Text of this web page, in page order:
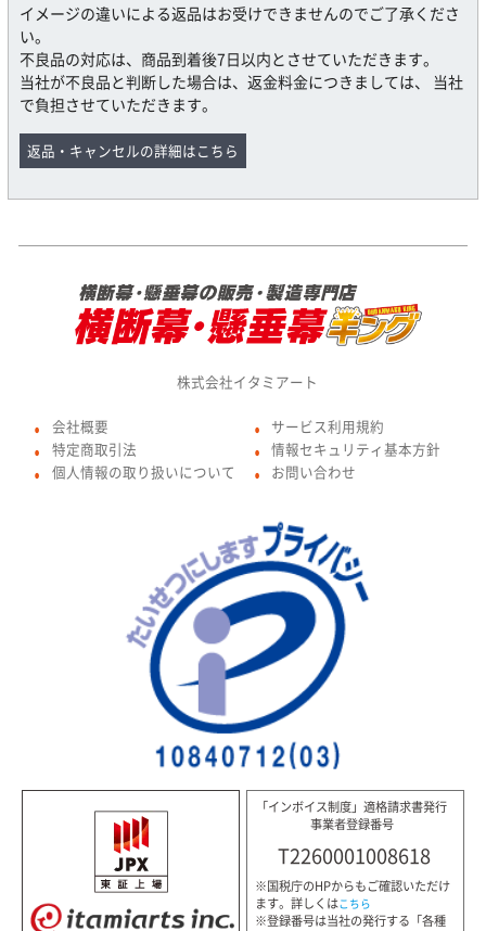
イメージの違いによる返品はお受けできませんのでご了承くださ
い。
不良品の対応は、商品到着後7日以内とさせていただきます。
当社が不良品と判断した場合は、返金料金につきましては、 当社
で負担させていただきます。
返品・キャンセルの詳細はこちら
株式会社イタミアート
● 会社概要
● 特定商取引法
● 個人情報の取り扱いについて
● サービス利用規約
● 情報セキュリティ基本方針
● お問い合わせ
「インボイス制度」適格請求書発行
事業者登録番号
T2260001008618
※国税庁のHPからもご確認いただけ
ます。詳しくはこちら
※登録番号は当社の発行する「各種